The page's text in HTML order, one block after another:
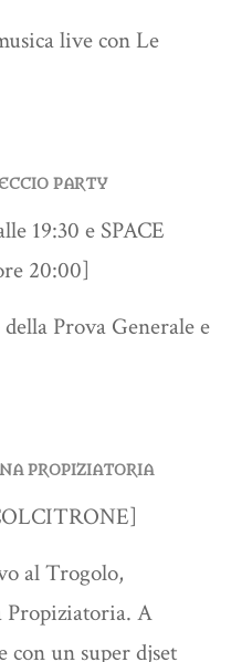
live con Le
PARTY
19:30 e SPACE
20:00]
Prova Generale e
PROPIZIATORIA
al Trogolo,
Propiziatoria. A
con un super djset